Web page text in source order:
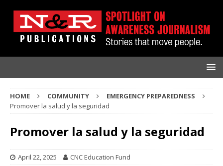
HOME COMMUNITY
EMERGENCY PREPAREDNESS
Promover la salud y la seguridad
Promover la salud y la seguridad
April 22, 2025 CNC Education Fund